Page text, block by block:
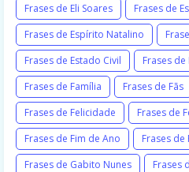
Frases de Eli Soares
Frases de
Frases de Espírito Natalino
Frases de Estado Civil
Frases
Frases de Família
Frases de Fãs
Frases de Felicidade
Frases de
Frases de Fim de Ano
Frases de
Frases de Gabito Nunes
Frases